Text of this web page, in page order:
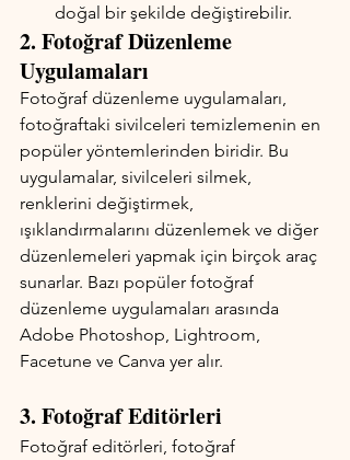
doğal bir şekilde değiştirebilir.
2. Fotoğraf Düzenleme
Uygulamaları
Fotoğraf düzenleme uygulamaları,
fotoğraftaki sivilceleri temizlemenin en
popüler yöntemlerinden biridir. Bu
uygulamalar, sivilceleri silmek,
renklerini değiştirmek,
ışıklandırmalarını düzenlemek ve diğer
düzenlemeleri yapmak için birçok araç
sunarlar. Bazı popüler fotoğraf
düzenleme uygulamaları arasında
Adobe Photoshop, Lightroom,
Facetune ve Canva yer alır.
3. Fotoğraf Editörleri
Fotoğraf editörleri, fotoğraf